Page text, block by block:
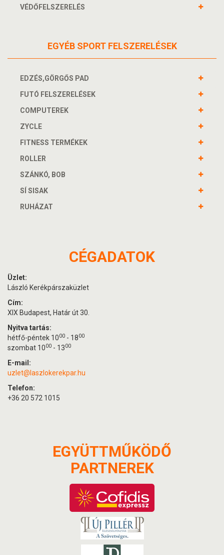
VÉDŐFELSZERELÉS
EGYÉB SPORT FELSZERELÉSEK
EDZÉS,GÖRGŐS PAD
FUTÓ FELSZERELÉSEK
COMPUTEREK
ZYCLE
FITNESS TERMÉKEK
ROLLER
SZÁNKÓ, BOB
SÍ SISAK
RUHÁZAT
CÉGADATOK
Üzlet:
László Kerékpárszaküzlet
Cím:
XIX Budapest, Határ út 30.
Nyitva tartás:
hétfő-péntek 1000 - 1800
szombat 1000 - 1300
E-mail:
uzlet@laszlokerekpar.hu
Telefon:
+36 20 572 1015
EGYÜTTMŰKÖDŐ
PARTNEREK